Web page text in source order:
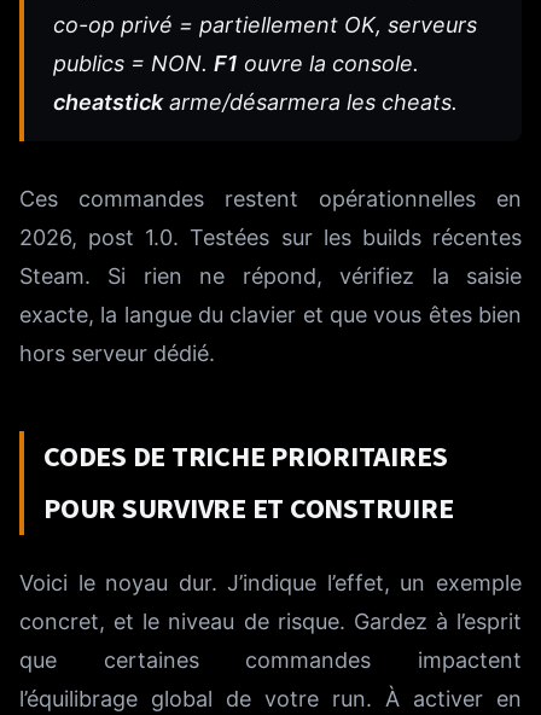
co-op privé = partiellement OK, serveurs
publics = NON. F1 ouvre la console.
cheatstickarme/désarmera les cheats.
Ces commandes restent opérationnelles en
2026, post 1.0. Testées sur les builds récentes
Steam. Si rien ne répond, vérifiez la saisie
exacte, la langue du clavier et que vous êtes bien
hors serveur dédié.
CODES DE TRICHE PRIORITAIRES
POUR SURVIVRE ET CONSTRUIRE
Voici le noyau dur. J’indique l’effet, un exemple
concret, et le niveau de risque. Gardez à l’esprit
que certaines commandes impactent
l’équilibrage global de votre run. À activer en